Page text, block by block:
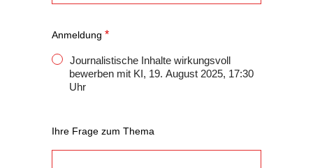
Anmeldung *
Journalistische Inhalte wirkungsvoll
bewerben mit KI, 19. August 2025, 17:30
Uhr
Ihre Frage zum Thema